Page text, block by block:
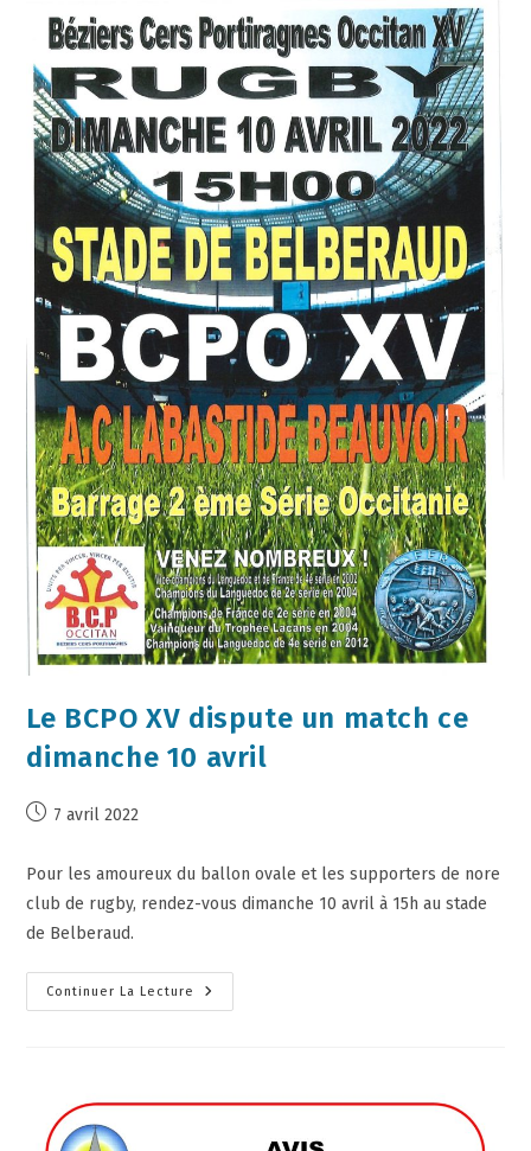
Le BCPO XV dispute un match ce
dimanche 10 avril
7 avril 2022
Pour les amoureux du ballon ovale et les supporters de nore
club de rugby, rendez-vous dimanche 10 avril à 15h au stade
de Belberaud.
Continuer La Lecture